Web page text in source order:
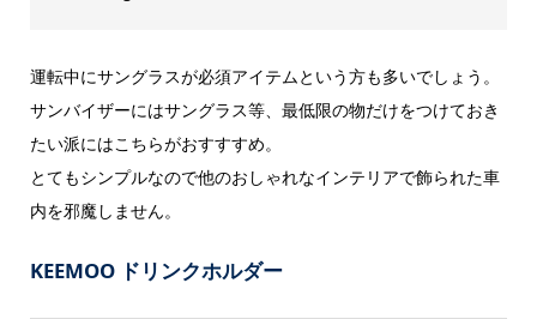
運転中にサングラスが必須アイテムという方も多いでしょう。
サンバイザーにはサングラス等、最低限の物だけをつけておき
たい派にはこちらがおすすすめ。
とてもシンプルなので他のおしゃれなインテリアで飾られた車
内を邪魔しません。
KEEMOO ドリンクホルダー